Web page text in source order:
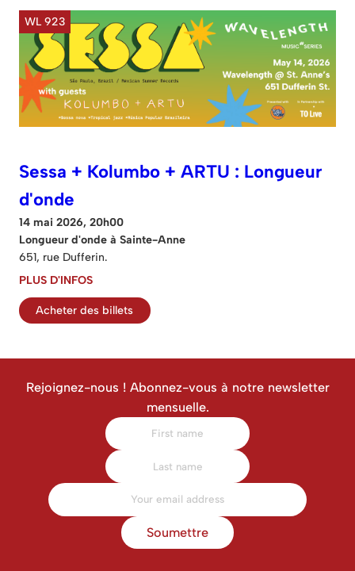
WL 923
Sessa + Kolumbo + ARTU : Longueur
d'onde
14 mai 2026, 20h00
Longueur d'onde à Sainte-Anne
651, rue Dufferin.
PLUS D'INFOS
Acheter des billets
Rejoignez-nous ! Abonnez-vous à notre newsletter
mensuelle.
Soumettre